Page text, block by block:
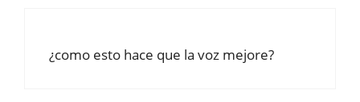
¿como esto hace que la voz mejore?